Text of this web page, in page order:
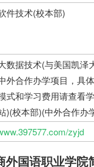
件技术(校本部)
数据技术(与美国凯泽
外合作办学项目，具
式和学习费用请查看
)(校本部)(中外合作办
zyjd
外国语职业学院